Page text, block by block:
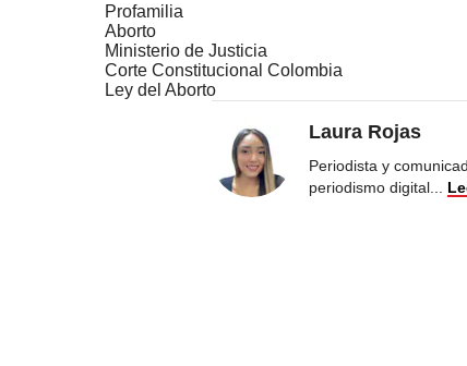
Profamilia
Aborto
Ministerio de Justicia
Corte Constitucional Colombia
Ley del Aborto
Laura Rojas
Periodista y
periodismo digital